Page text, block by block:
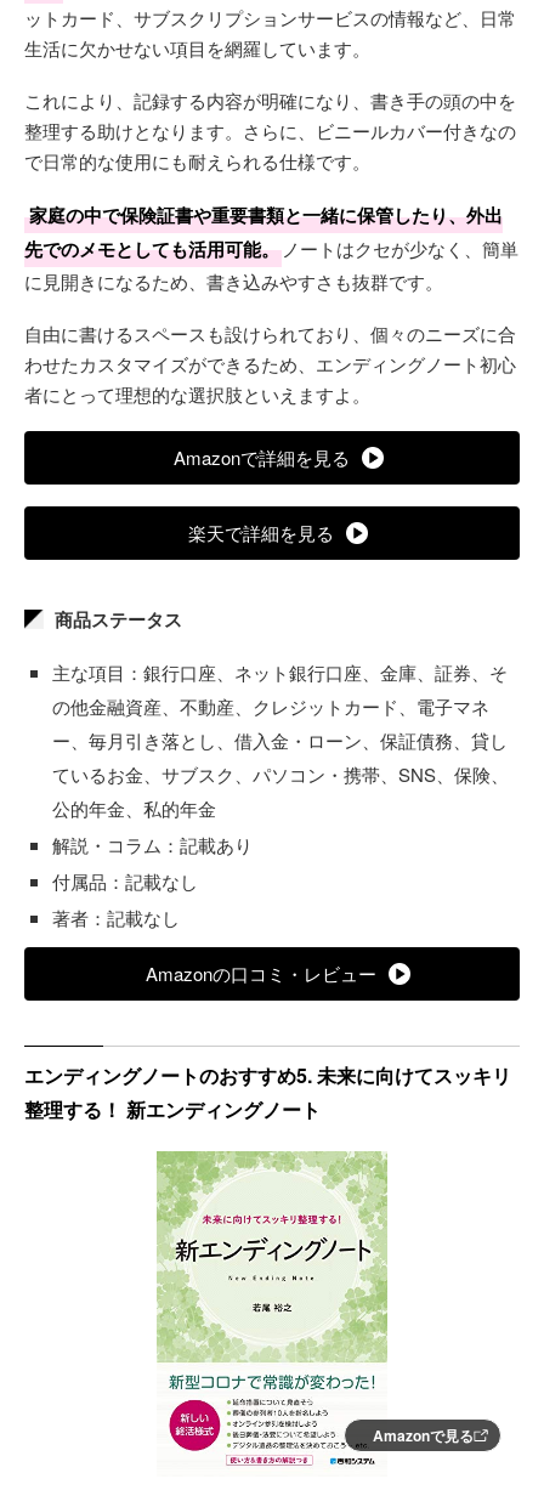
ットカード、サブスクリプションサービスの情報など、日常
生活に欠かせない項目を網羅しています。
これにより、記録する内容が明確になり、書き手の頭の中を
整理する助けとなります。さらに、ビニールカバー付きなの
で日常的な使用にも耐えられる仕様です。
家庭の中で保険証書や重要書類と一緒に保管したり、外出
先でのメモとしても活用可能。 ノートはクセが少なく、簡単
に見開きになるため、書き込みやすさも抜群です。
自由に書けるスペースも設けられており、個々のニーズに合
わせたカスタマイズができるため、エンディングノート初心
者にとって理想的な選択肢といえますよ。
Amazonで詳細を見る
楽天で詳細を見る
商品ステータス
主な項目：銀行口座、ネット銀行口座、金庫、証券、そ
の他金融資産、不動産、クレジットカード、電子マネ
ー、毎月引き落とし、借入金・ローン、保証債務、貸し
ているお金、サブスク、パソコン・携帯、SNS、保険、
公的年金、私的年金
解説・コラム：記載あり
付属品：記載なし
著者：記載なし
Amazonの口コミ・レビュー
エンディングノートのおすすめ5. 未来に向けてスッキリ
整理する！ 新エンディングノート
Amazonで見る